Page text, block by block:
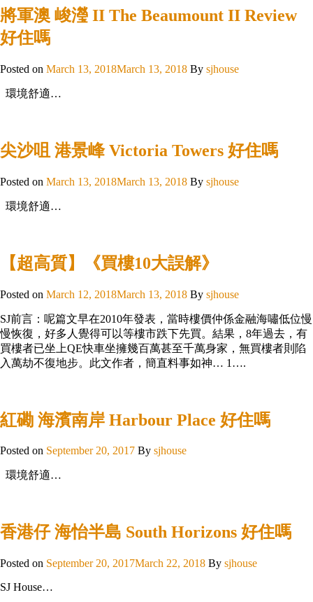
將軍澳 峻瀅 II The Beaumount II Review
好住嗎
Posted on March 13, 2018March 13, 2018 By sjhouse
環境舒適…
尖沙咀 港景峰 Victoria Towers 好住嗎
Posted on March 13, 2018March 13, 2018 By sjhouse
環境舒適…
【超高質】《買樓10大誤解》
Posted on March 12, 2018March 13, 2018 By sjhouse
SJ前言：呢篇文早在2010年發表，當時樓價仲係金融海嘯低位慢
慢恢復，好多人覺得可以等樓市跌下先買。結果，8年過去，有
買樓者已坐上QE快車坐擁幾百萬甚至千萬身家，無買樓者則陷
入萬劫不復地步。此文作者，簡直料事如神… 1….
紅磡 海濱南岸 Harbour Place 好住嗎
Posted on September 20, 2017 By sjhouse
環境舒適…
香港仔 海怡半島 South Horizons 好住嗎
Posted on September 20, 2017March 22, 2018 By sjhouse
SJ House…